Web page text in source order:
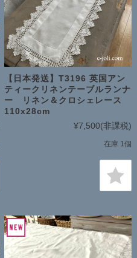
【日本発送】T3196 英国アン
ティークリネンテーブルランナ
ー リネン＆クロシェレース
110x28cm
¥7,500(非課税)
在庫 1個